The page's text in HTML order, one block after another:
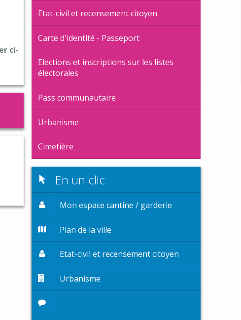
ci-
Etat-civil et recensement citoyen
Carte d'identité - Passeport
Elections et inscriptions sur les listes
électorales
Pass communautaire
Urbanisme
Cimetière
En un clic
Mon espace cantine / garderie
Plan de la ville
Etat-civil et recensement citoyen
Urbanisme